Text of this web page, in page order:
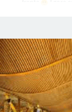
sendo a
anotados,